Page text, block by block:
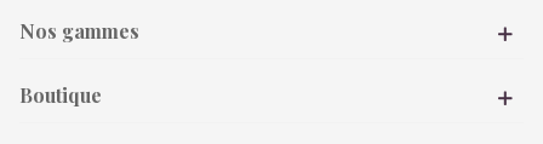
Nos gammes
Boutique